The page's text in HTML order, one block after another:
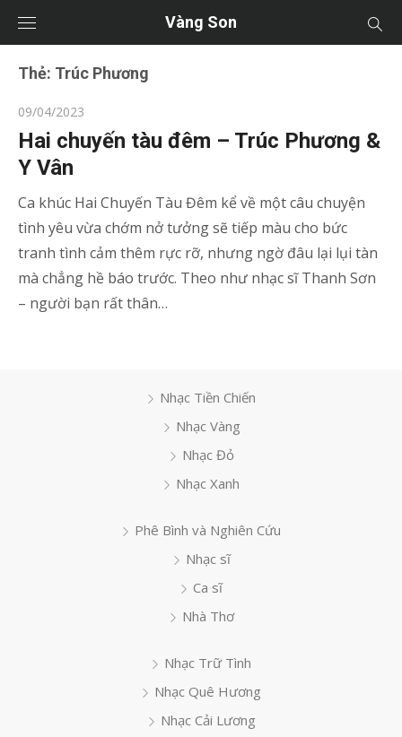
Vàng Son
Thẻ: Trúc Phương
Posted
on
09/04/2023
Hai chuyến tàu đêm – Trúc Phương &
Y Vân
Ca khúc Hai Chuyến Tàu Đêm kể về một câu chuyện
tình yêu vừa chớm nở tưởng sẽ tiếp màu cho bức
tranh tình cảm thêm rực rỡ, nhưng ngờ đâu lại lụi tàn
mà chẳng hề báo trước. Theo như nhạc sĩ Thanh Sơn
– người bạn rất thân…
Nhạc Tiền Chiến
Nhạc Vàng
Nhạc Đỏ
Nhạc Xanh
Phê Bình và Nghiên Cứu
Nhạc sĩ
Ca sĩ
Nhà Thơ
Nhạc Trữ Tình
Nhạc Quê Hương
Nhạc Cải Lương